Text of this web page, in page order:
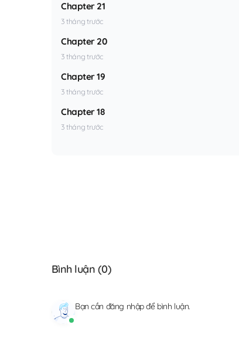
Chapter 21
3 tháng trước
Chapter 20
3 tháng trước
Chapter 19
3 tháng trước
Chapter 18
3 tháng trước
Bình luận (0)
Bạn cần đăng nhậpđể bình luận.